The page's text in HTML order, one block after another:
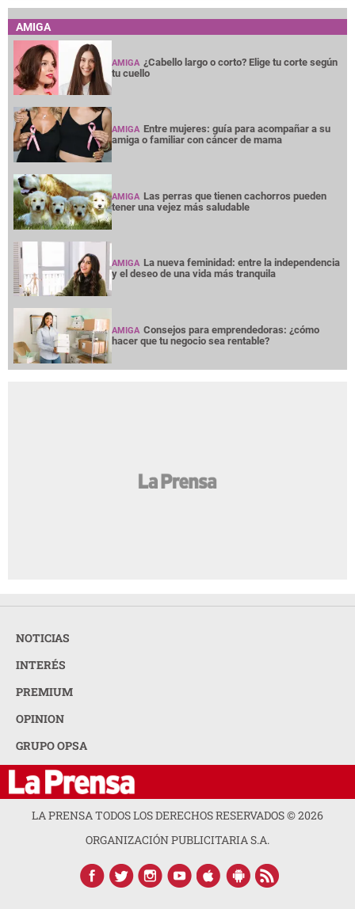
AMIGA
AMIGA ¿Cabello largo o corto? Elige tu corte según
tu cuello
AMIGA Entre mujeres: guía para acompañar a su
amiga o familiar con cáncer de mama
AMIGA Las perras que tienen cachorros pueden
tener una vejez más saludable
AMIGA La nueva feminidad: entre la independencia
y el deseo de una vida más tranquila
AMIGA Consejos para emprendedoras: ¿cómo
hacer que tu negocio sea rentable?
NOTICIAS
INTERÉS
PREMIUM
OPINION
GRUPO OPSA
LA PRENSA TODOS LOS DERECHOS RESERVADOS ©2026
ORGANIZACIÓN PUBLICITARIA S.A.